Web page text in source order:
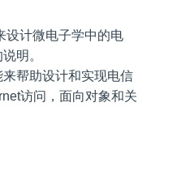
设计微电子学中的电
明。
帮助设计和实现电信
访问，面向对象和关